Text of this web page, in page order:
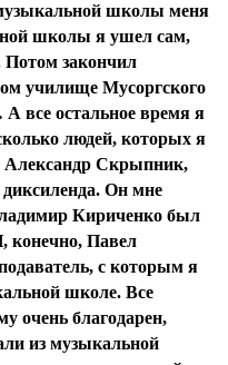
школы меня
школы я ушел сам,
Потом закончил
училище Мусоргского
все остальное время я
людей, которых я
Александр Скрыпник,
Он мне
Кириченко был
конечно, Павел
с которым я
школе. Все
очень благодарен,
из музыкальной